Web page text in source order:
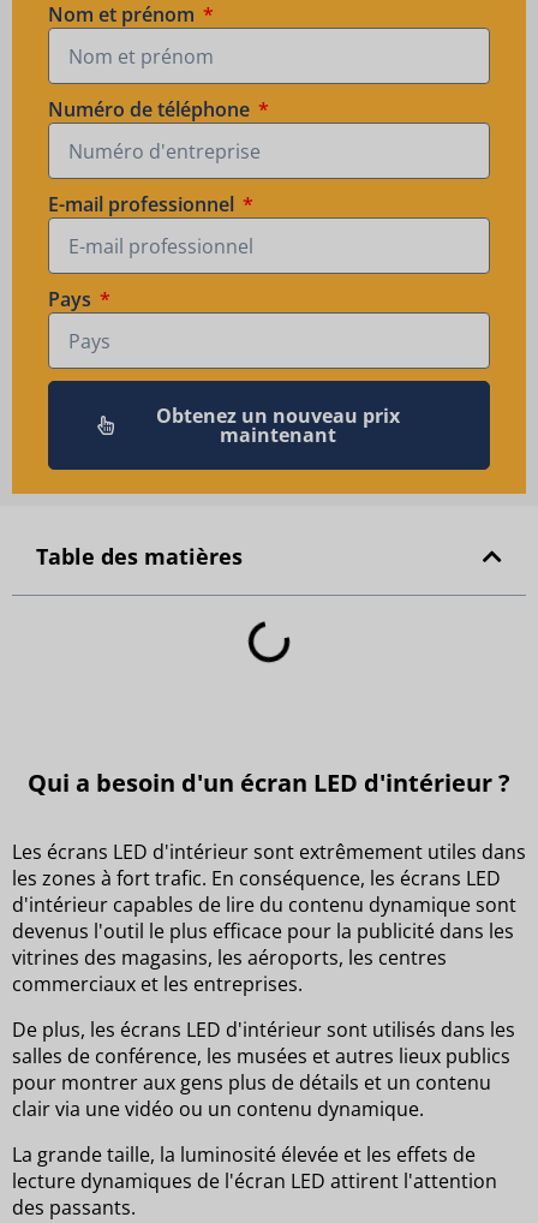
Nom et prénom
Numéro de téléphone
E-mail professionnel
Pays
Obtenez un nouveau prix
maintenant
Table des matières
Qui a besoin d'un écran LED d'intérieur ?
Les écrans LED d'intérieur sont extrêmement utiles dans
les zones à fort trafic. En conséquence, les écrans LED
d'intérieur capables de lire du contenu dynamique sont
devenus l'outil le plus efficace pour la publicité dans les
vitrines des magasins, les aéroports, les centres
commerciaux et les entreprises.
De plus, les écrans LED d'intérieur sont utilisés dans les
salles de conférence, les musées et autres lieux publics
pour montrer aux gens plus de détails et un contenu
clair via une vidéo ou un contenu dynamique.
La grande taille, la luminosité élevée et les effets de
lecture dynamiques de l'écran LED attirent l'attention
des passants.